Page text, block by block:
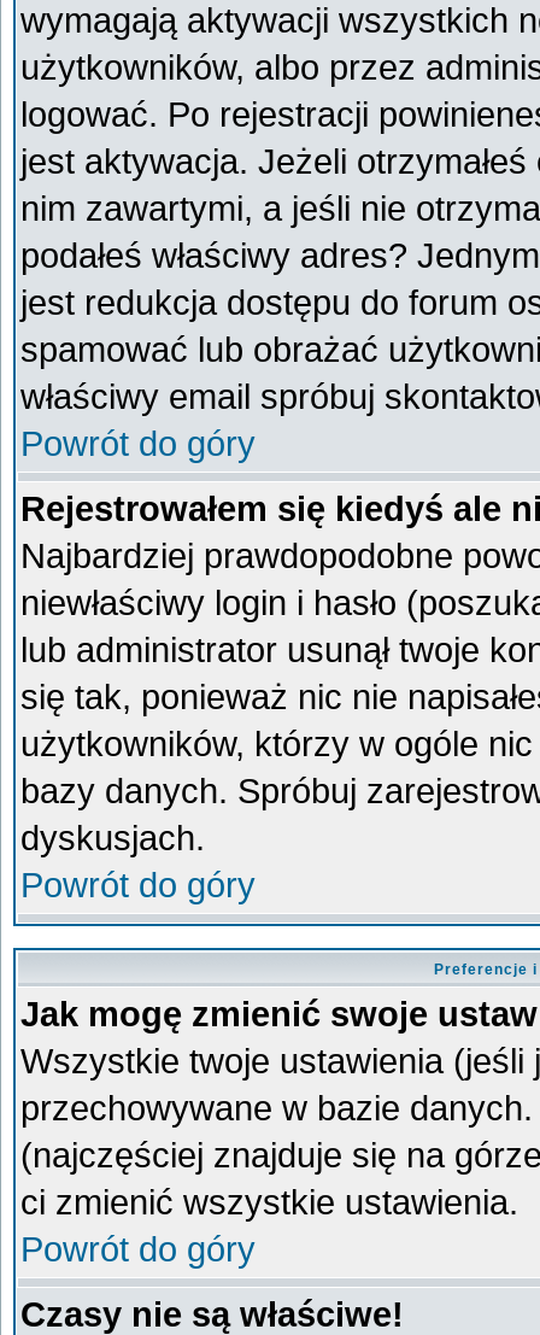
wymagają aktywacji wszystkich
użytkowników, albo przez
logować. Po rejestracji
jest aktywacja. Jeżeli
nim zawartymi, a jeśli nie
podałeś właściwy adres?
jest redukcja dostępu do forum
spamować lub obrażać
właściwy email spróbuj
Powrót do góry
Rejestrowałem się kiedyś ale
Najbardziej prawdopodobne
niewłaściwy login i hasło
lub administrator usunął twoje
się tak, ponieważ nic nie
użytkowników, którzy w ogóle
bazy danych. Spróbuj
dyskusjach.
Powrót do góry
Preferencje
Jak mogę zmienić swoje
Wszystkie twoje ustawienia
przechowywane w bazie
(najczęściej znajduje się na
ci zmienić wszystkie ustawienia.
Powrót do góry
Czasy nie są właściwe!